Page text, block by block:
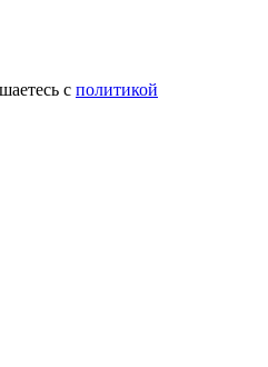
с политикой